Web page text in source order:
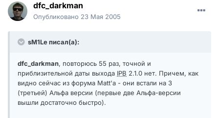
dfc_darkman
Опубликовано 23 Мая 2005
sM1Le писал(а):
dfc_darkman, повторюсь 55 раз, точной и
приблизительной даты выхода IPB 2.1.0 нет. Причем, как
видно сейчас из форума Matt'а - они встали на 3
(третьей) Альфа версии (первые две Альфа-версии
вышли достаточно быстро).